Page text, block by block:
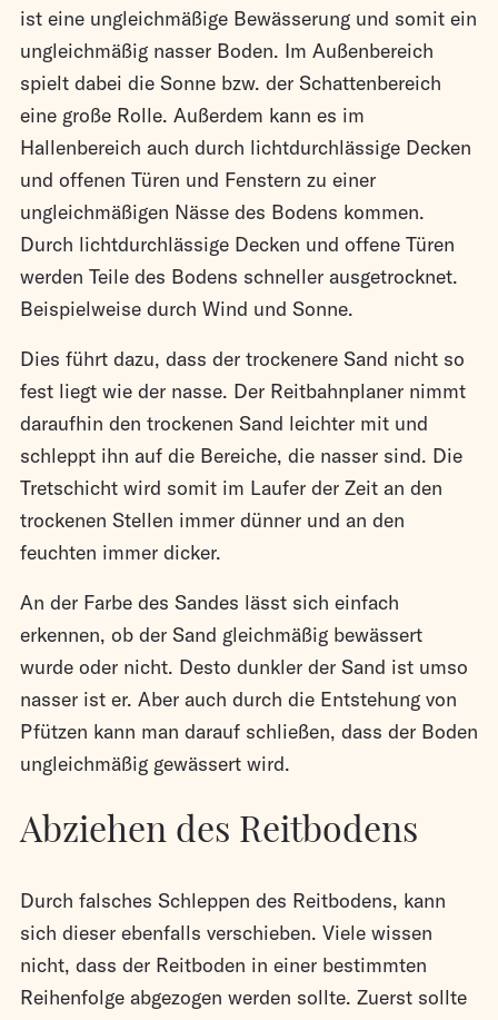
ist eine ungleichmäßige Bewässerung und somit ein
ungleichmäßig nasser Boden. Im Außenbereich
spielt dabei die Sonne bzw. der Schattenbereich
eine große Rolle. Außerdem kann es im
Hallenbereich auch durch lichtdurchlässige Decken
und offenen Türen und Fenstern zu einer
ungleichmäßigen Nässe des Bodens kommen.
Durch lichtdurchlässige Decken und offene Türen
werden Teile des Bodens schneller ausgetrocknet.
Beispielweise durch Wind und Sonne.
Dies führt dazu, dass der trockenere Sand nicht so
fest liegt wie der nasse. Der Reitbahnplaner nimmt
daraufhin den trockenen Sand leichter mit und
schleppt ihn auf die Bereiche, die nasser sind. Die
Tretschicht wird somit im Laufer der Zeit an den
trockenen Stellen immer dünner und an den
feuchten immer dicker.
An der Farbe des Sandes lässt sich einfach
erkennen, ob der Sand gleichmäßig bewässert
wurde oder nicht. Desto dunkler der Sand ist umso
nasser ist er. Aber auch durch die Entstehung von
Pfützen kann man darauf schließen, dass der Boden
ungleichmäßig gewässert wird.
Abziehen des Reitbodens
Durch falsches Schleppen des Reitbodens, kann
sich dieser ebenfalls verschieben. Viele wissen
nicht, dass der Reitboden in einer bestimmten
Reihenfolge abgezogen werden sollte. Zuerst sollte